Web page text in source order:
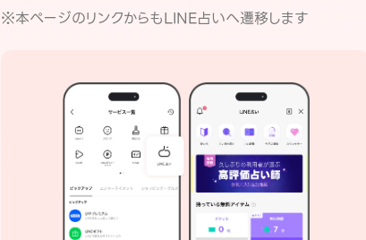
※本ページのリンクからもLINE占いへ遷移します